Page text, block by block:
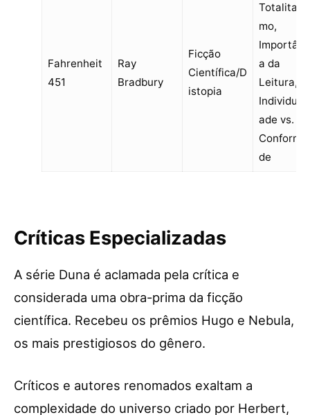
Fahrenheit
451
Ray
Bradbury
Ficção
Científica/D
istopia
Totalitaris
mo,
a da
Leitura,
ade vs.
de
Críticas Especializadas
A série Duna é aclamada pela crítica e
considerada uma obra-prima da ficção
científica. Recebeu os prêmios Hugo e Nebula,
os mais prestigiosos do gênero.
Críticos e autores renomados exaltam a
complexidade do universo criado por Herbert,